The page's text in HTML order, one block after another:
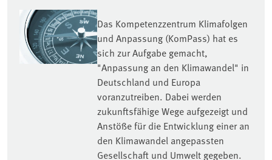
Das Kompetenzzentrum Klimafolgen
und Anpassung (KomPass) hat es
sich zur Aufgabe gemacht,
"Anpassung an den Klimawandel" in
Deutschland und Europa
voranzutreiben. Dabei werden
zukunftsfähige Wege aufgezeigt und
Anstöße für die Entwicklung einer an
den Klimawandel angepassten
Gesellschaft und Umwelt gegeben.